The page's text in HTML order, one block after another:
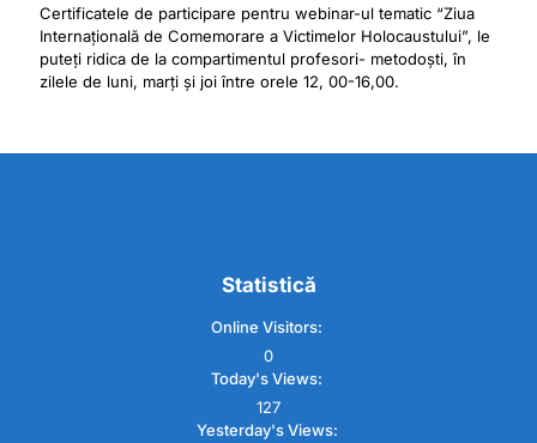
Certificatele de participare pentru webinar-ul tematic “Ziua
Internațională de Comemorare a Victimelor Holocaustului”, le
puteți ridica de la compartimentul profesori- metodoști, în
zilele de luni, marți și joi între orele 12, 00-16,00.
Statistică
Online Visitors:
0
Today's Views:
127
Yesterday's Views: